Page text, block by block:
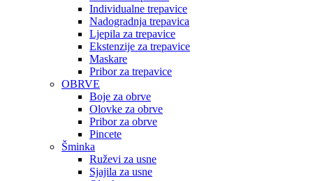
Individualne trepavice
Nadogradnja trepavica
Ljepila za trepavice
Ekstenzije za trepavice
Maskare
Pribor za trepavice
OBRVE
Boje za obrve
Olovke za obrve
Pribor za obrve
Pincete
Šminka
Ruževi za usne
Sjajila za usne